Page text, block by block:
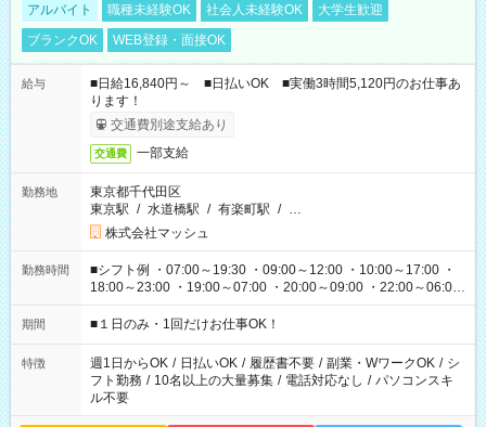
アルバイト 職種未経験OK 社会人未経験OK
大学生歓迎
ブランクOK
WEB登録・面接OK
給与
■日給16,840円～ ■日払いOK ■実働3時間5,120円のお仕事あ
ります！
交通費別途支給あり
交通費 一部支給
勤務地
東京都千代田区
東京駅 / 水道橋駅 / 有楽町駅 / …
株式会社マッシュ
勤務時間
■シフト例 ・07:00～19:30 ・09:00～12:00 ・10:00～17:00 ・
18:00～23:00 ・19:00～07:00 ・20:00～09:00 ・22:00～06:00
etc ★最短で3時間で5,120円のお仕事から 15時間で2万円近く稼
げるお仕事も！ ご希望のお時間に合わせてご紹介！ ※シフトは
ください！
期間 ■１日のみ・1回だけお仕事OK！
特徴 週1日からOK / 日払いOK / 履歴書不要 / 副業・WワークOK / シ
フト勤務 / 10名以上の大量募集 / 電話対応なし / パソコンスキ
ル不要